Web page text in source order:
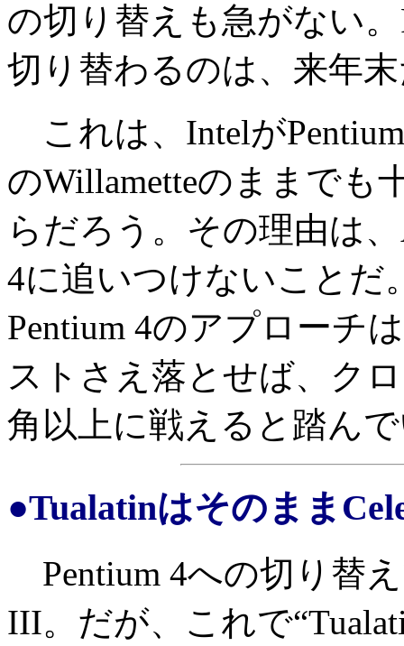
の切り替えも急がない。
切り替わるのは、来年
これは、Intelが
のWillametteのままでも
らだろう。その理由は
4に追いつけないことだ
Pentium 4のアプローチ
ストさえ落とせば、ク
角以上に戦えると踏ん
●Tualatinはそのまま
Pentium 4への切り替
III。だが、これで